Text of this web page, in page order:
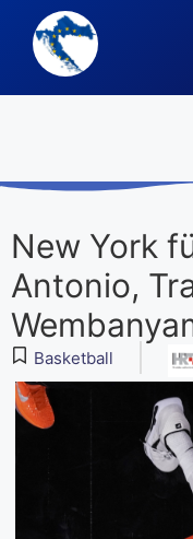
New York
Antonio,
Basketball